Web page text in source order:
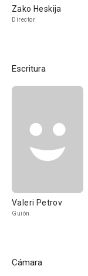
Zako Heskija
Director
Escritura
Valeri Petrov
Guión
Cámara